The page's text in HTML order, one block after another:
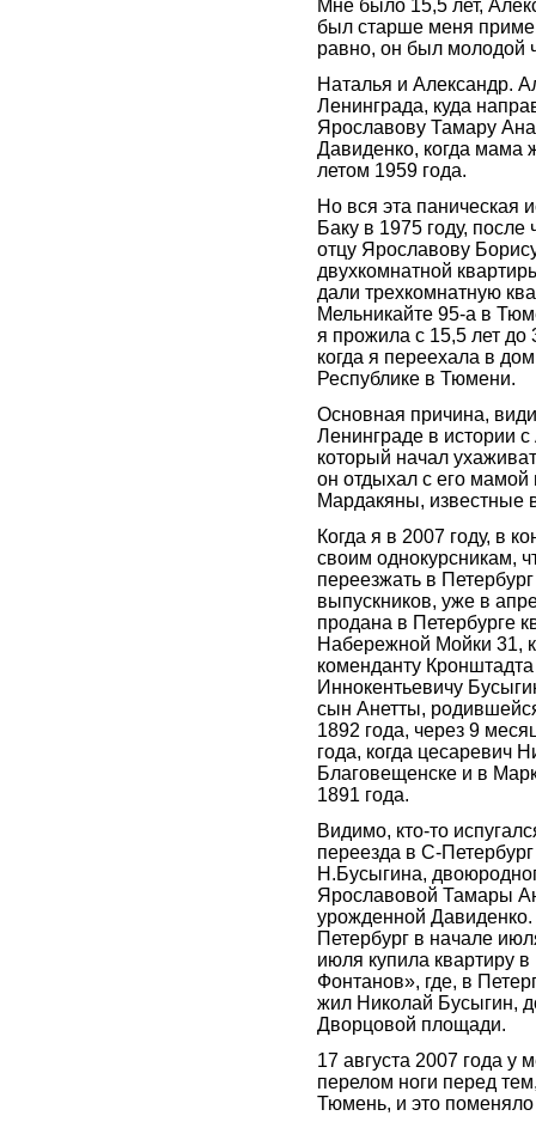
Мне было 15,5 лет,
был старше меня
равно, он был молодой
Наталья и Александр.
Ленинграда, куда
Ярославову Тамару
Давиденко, когда мама
летом 1959 года.
Но вся эта паническая
Баку в 1975 году, после
отцу Ярославову
двухкомнатной
дали трехкомнатную
Мельникайте 95-а в
я прожила с 15,5 лет до
когда я переехала в
Республике в Тюмени.
Основная причина,
Ленинграде в истории
который начал
он отдыхал с его мамой
Мардакяны, известные
Когда я в 2007 году, в
своим однокурсникам,
переезжать в
выпускников, уже в
продана в Петербурге
Набережной Мойки 31,
коменданту
Иннокентьевичу
сын Анетты,
1892 года, через 9
года, когда цесаревич
Благовещенске и в
1891 года.
Видимо, кто-то
переезда в С-Петербург
Н.Бусыгина,
Ярославовой Тамары
урожденной
Петербург в начале
июля купила квартиру
Фонтанов», где, в
жил Николай Бусыгин,
Дворцовой площади.
17 августа 2007 года у
перелом ноги перед
Тюмень, и это